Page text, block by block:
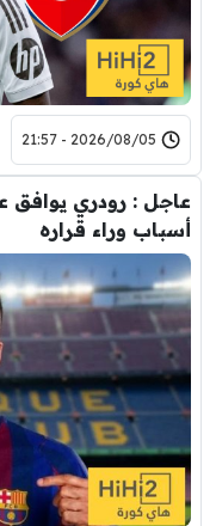
2026/08/05 - 21:57
أسباب وراء قراره